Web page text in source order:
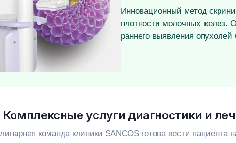
Инновационный метод
плотности молочных желез.
раннего выявления опухолей
Комплексные услуги диагностики и
команда клиники SANCOS готова вести пациента